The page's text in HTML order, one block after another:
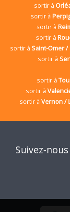
sortir à
sortir à
sortir à
sortir à
sortir à Saint-Omer
sortir à
sortir à
sortir à
sortir àVernon /
Suivez-